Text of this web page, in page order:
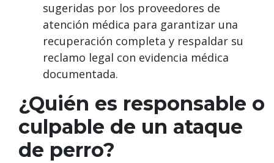
sugeridas por los proveedores de
atención médica para garantizar una
recuperación completa y respaldar su
reclamo legal con evidencia médica
documentada.
¿Quién es responsable o
culpable de un ataque
de perro?